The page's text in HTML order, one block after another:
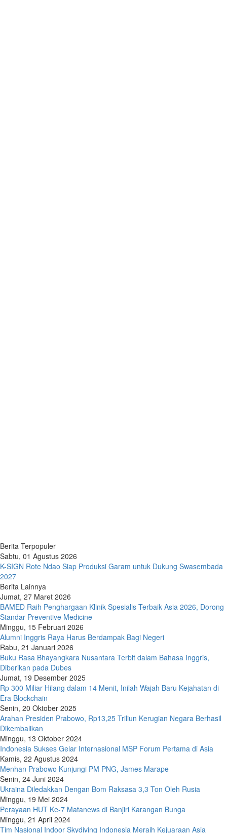
Berita Terpopuler
Sabtu, 01 Agustus 2026
K-SIGN Rote Ndao Siap Produksi Garam untuk Dukung Swasembada
2027
Berita Lainnya
Jumat, 27 Maret 2026
BAMED Raih Penghargaan Klinik Spesialis Terbaik Asia 2026, Dorong
Standar Preventive Medicine
Minggu, 15 Februari 2026
Alumni Inggris Raya Harus Berdampak Bagi Negeri
Rabu, 21 Januari 2026
Buku Rasa Bhayangkara Nusantara Terbit dalam Bahasa Inggris,
Diberikan pada Dubes
Jumat, 19 Desember 2025
Rp 300 Miliar Hilang dalam 14 Menit, Inilah Wajah Baru Kejahatan di
Era Blockchain
Senin, 20 Oktober 2025
Arahan Presiden Prabowo, Rp13,25 Triliun Kerugian Negara Berhasil
Dikembalikan
Minggu, 13 Oktober 2024
Indonesia Sukses Gelar Internasional MSP Forum Pertama di Asia
Kamis, 22 Agustus 2024
Menhan Prabowo Kunjungi PM PNG, James Marape
Senin, 24 Juni 2024
Ukraina Diledakkan Dengan Bom Raksasa 3,3 Ton Oleh Rusia
Minggu, 19 Mei 2024
Perayaan HUT Ke-7 Matanews di Banjiri Karangan Bunga
Minggu, 21 April 2024
Tim Nasional Indoor Skydiving Indonesia Meraih Kejuaraan Asia